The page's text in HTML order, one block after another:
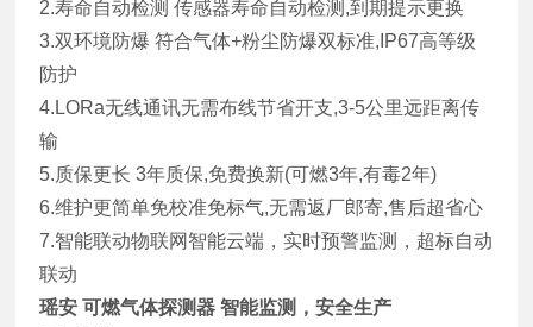
2.寿命自动检测 传感器寿命自动检测,到期提示更换
3.双环境防爆 符合气体+粉尘防爆双标准,IP67高等级
防护
4.LORa无线通讯无需布线节省开支,3-5公里远距离传
输
5.质保更长 3年质保,免费换新(可燃3年,有毒2年)
6.维护更简单免校准免标气,无需返厂郎寄,售后超省心
7.智能联动物联网智能云端，实时预警监测，超标自动
联动
瑶安 可燃气体探测器 智能监测，安全生产